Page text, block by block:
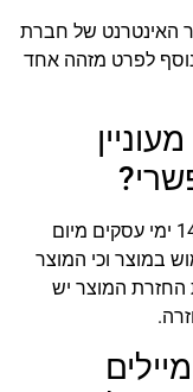
האינטרנט של חברת
לפרט מזהה אחד
תשובה: ניתן להחזיר מוצרים שקיבלתי עד 14 ימי עסקים מיום
במוצר וכי המוצר
החזרת המוצר יש